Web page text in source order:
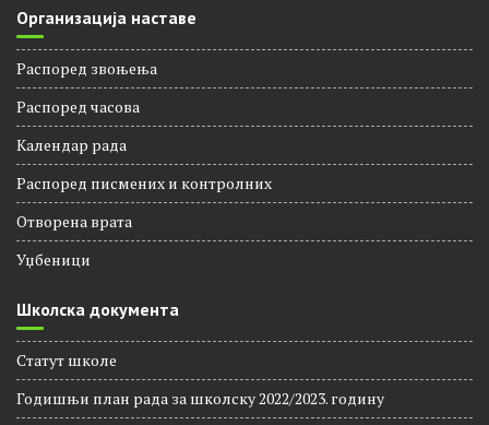
Организација наставе
Распоред звоњења
Распорeд часова
Календар рада
Распоред писмених и контролних
Отворена врата
Уџбеници
Школска документа
Статут школе
Годишњи план рада за школску 2022/2023. годину